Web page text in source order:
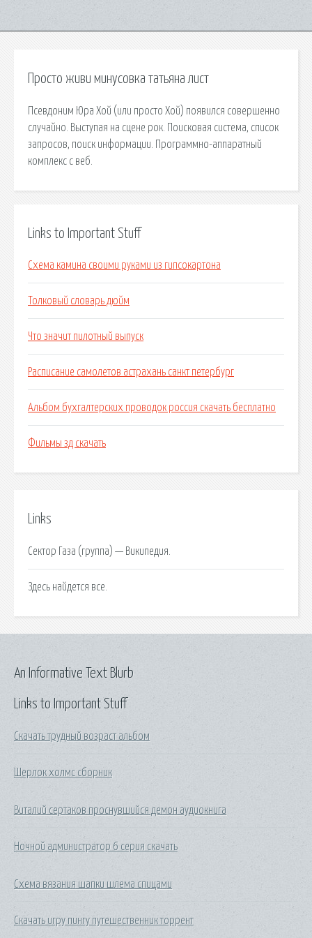
Просто живи минусовка татьяна лист
Псевдоним Юра Хой (или просто Хой) появился совершенно
случайно. Выступая на сцене рок. Поисковая сиcтема, список
запросов, поиск информации. Программно-аппаратный
комплекс с веб.
Links to Important Stuff
Схема камина своими руками из гипсокартона
Толковый словарь дюйм
Что значит пилотный выпуск
Расписание самолетов астрахань санкт петербург
Альбом бухгалтерских проводок россия скачать бесплатно
Фильмы зд скачать
Links
Сектор Газа (группа) — Википедия.
Здесь найдется все.
Links to Important Stuff
Скачать трудный возраст альбом
Шерлок холмс сборник
Виталий сертаков проснувшийся демон аудиокнига
Ночной администратор 6 серия скачать
Схема вязания шапки шлема спицами
Скачать игру пингу путешественник торрент
An Informative Text Blurb